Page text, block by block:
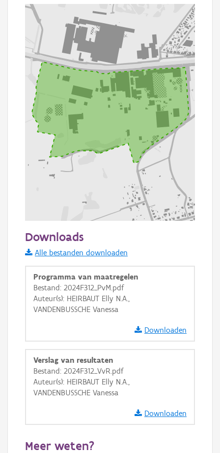
Informatie Vlaanderen
i
+ −
Basis Lagen
OSM-Basiskaart
GRB-Basiskaart
GRB-Basiskaart in grijswaarden
Downloads
Alle bestanden downloaden
Programma van maatregelen
Bestand: 2024F312_PvM.pdf
Auteur(s): HEIRBAUT Elly N.A.,
VANDENBUSSCHE Vanessa
Downloaden
Verslag van resultaten
Bestand: 2024F312_VvR.pdf
Auteur(s): HEIRBAUT Elly N.A.,
VANDENBUSSCHE Vanessa
Downloaden
Meer weten?